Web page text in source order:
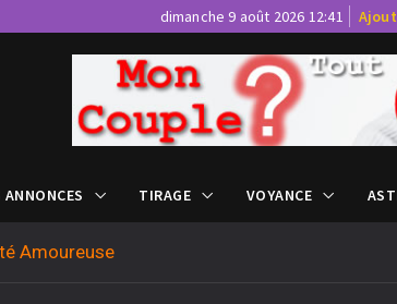
dimanche 9 août 2026 12:41
TIRAGE VOYANCE
Amoureuse